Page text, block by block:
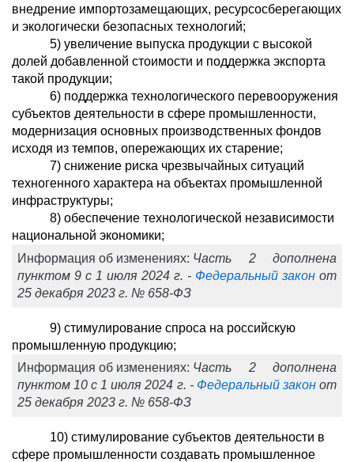
внедрение импортозамещающих, ресурсосберегающих
и экологически безопасных технологий;
5) увеличение выпуска продукции с высокой
долей добавленной стоимости и поддержка экспорта
такой продукции;
6) поддержка технологического перевооружения
субъектов деятельности в сфере промышленности,
модернизация основных производственных фондов
исходя из темпов, опережающих их старение;
7) снижение риска чрезвычайных ситуаций
техногенного характера на объектах промышленной
инфраструктуры;
8) обеспечение технологической независимости
национальной экономики;
Информация об изменениях: Часть 2 дополнена
пунктом 9 с 1 июля 2024 г. - Федеральный закон от
25 декабря 2023 г. № 658-ФЗ
9) стимулирование спроса на российскую
промышленную продукцию;
Информация об изменениях: Часть 2 дополнена
пунктом 10 с 1 июля 2024 г. - Федеральный закон от
25 декабря 2023 г. № 658-ФЗ
10) стимулирование субъектов деятельности в
сфере промышленности создавать промышленное